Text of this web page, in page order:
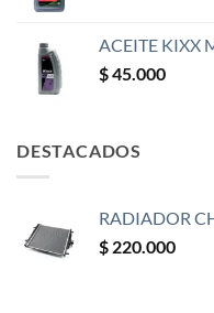
ACEITE KIXX
$45.000
DESTACADOS
RADIADOR
$ 220.000